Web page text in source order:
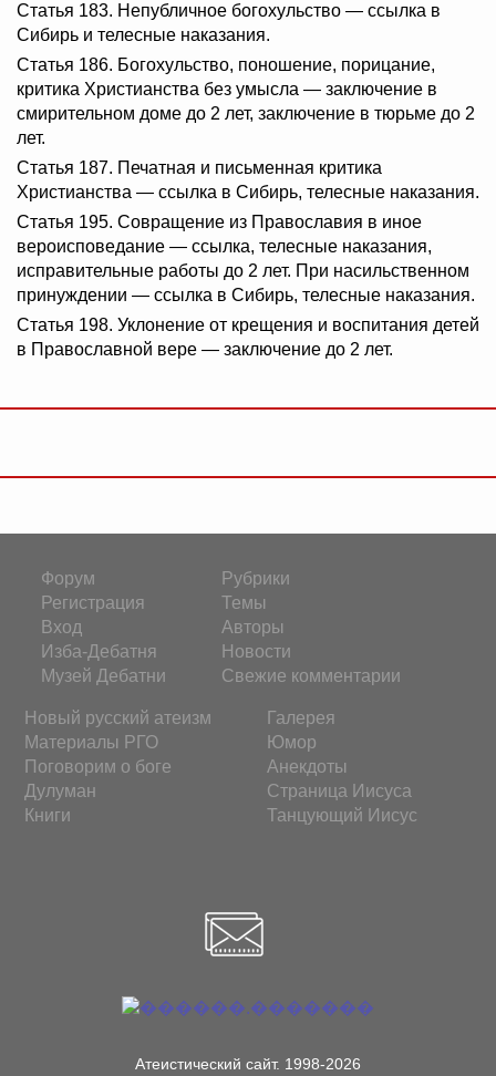
Статья 183. Непубличное богохульство — ссылка в
Сибирь и телесные наказания.
Статья 186. Богохульство, поношение, порицание,
критика Христианства без умысла — заключение в
смирительном доме до 2 лет, заключение в тюрьме до 2
лет.
Статья 187. Печатная и письменная критика
Христианства — ссылка в Сибирь, телесные наказания.
Статья 195. Совращение из Православия в иное
вероисповедание — ссылка, телесные наказания,
исправительные работы до 2 лет. При насильственном
принуждении — ссылка в Сибирь, телесные наказания.
Статья 198. Уклонение от крещения и воспитания детей
в Православной вере — заключение до 2 лет.
Форум
Регистрация
Вход
Изба-Дебатня
Музей Дебатни
Рубрики
Темы
Авторы
Новости
Свежие комментарии
Новый русский атеизм
Материалы РГО
Поговорим о боге
Дулуман
Книги
Галерея
Юмор
Анекдоты
Страница Иисуса
Танцующий Иисус
Атеистический сайт. 1998-2026